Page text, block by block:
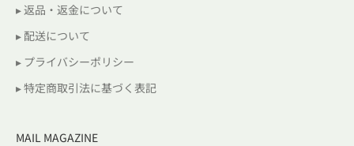
▸ 返品・返金について
▸ 配送について
▸ プライバシーポリシー
▸ 特定商取引法に基づく表記
MAIL MAGAZINE